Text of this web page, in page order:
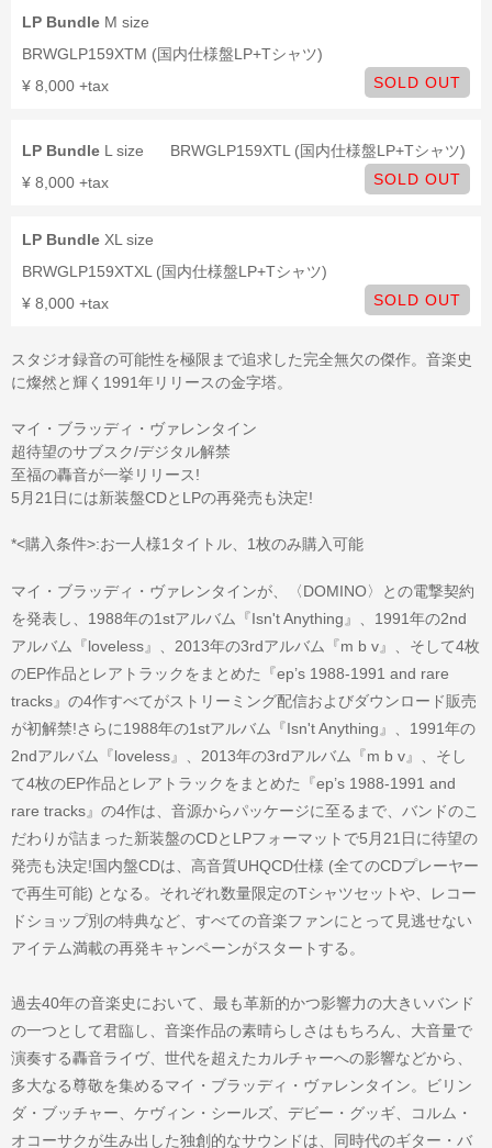
LP Bundle M size
BRWGLP159XTM (国内仕様盤LP+Tシャツ)
¥ 8,000 +tax
SOLD OUT
LP Bundle L size
BRWGLP159XTL (国内仕様盤LP+Tシャツ)
¥ 8,000 +tax
SOLD OUT
LP Bundle XL size
BRWGLP159XTXL (国内仕様盤LP+Tシャツ)
¥ 8,000 +tax
SOLD OUT
スタジオ録音の可能性を極限まで追求した完全無欠の傑作。音楽史
に燦然と輝く1991年リリースの金字塔。
マイ・ブラッディ・ヴァレンタイン
超待望のサブスク/デジタル解禁
至福の轟音が一挙リリース!
5月21日には新装盤CDとLPの再発売も決定!
*<購入条件>:お一人様1タイトル、1枚のみ購入可能
マイ・ブラッディ・ヴァレンタインが、〈DOMINO〉との電撃契約
を発表し、1988年の1stアルバム『Isn't Anything』、1991年の2nd
アルバム『loveless』、2013年の3rdアルバム『m b v』、そして4枚
のEP作品とレアトラックをまとめた『ep’s 1988-1991 and rare
tracks』の4作すべてがストリーミング配信およびダウンロード販売
が初解禁!さらに1988年の1stアルバム『Isn't Anything』、1991年の
2ndアルバム『loveless』、2013年の3rdアルバム『m b v』、そし
て4枚のEP作品とレアトラックをまとめた『ep’s 1988-1991 and
rare tracks』の4作は、音源からパッケージに至るまで、バンドのこ
だわりが詰まった新装盤のCDとLPフォーマットで5月21日に待望の
発売も決定!国内盤CDは、高音質UHQCD仕様 (全てのCDプレーヤー
で再生可能) となる。それぞれ数量限定のTシャツセットや、レコー
ドショップ別の特典など、すべての音楽ファンにとって見逃せない
アイテム満載の再発キャンペーンがスタートする。
過去40年の音楽史において、最も革新的かつ影響力の大きいバンド
の一つとして君臨し、音楽作品の素晴らしさはもちろん、大音量で
演奏する轟音ライヴ、世代を超えたカルチャーへの影響などから、
多大なる尊敬を集めるマイ・ブラッディ・ヴァレンタイン。ビリン
ダ・ブッチャー、ケヴィン・シールズ、デビー・グッギ、コルム・
オコーサクが生み出した独創的なサウンドは、同時代のギター・バ